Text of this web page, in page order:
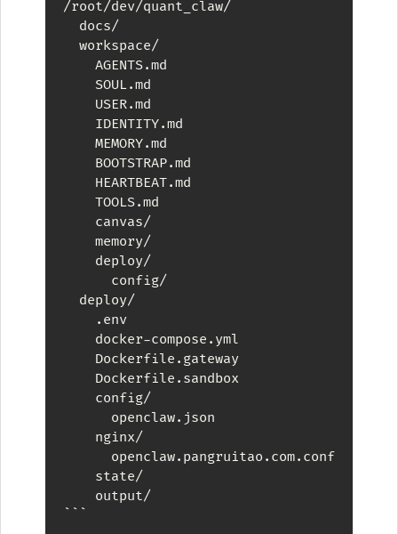
/root/dev/quant_claw/
  docs/
  workspace/
    AGENTS.md
    SOUL.md
    USER.md
    IDENTITY.md
    MEMORY.md
    BOOTSTRAP.md
    HEARTBEAT.md
    TOOLS.md
    canvas/
    memory/
    deploy/
      config/
  deploy/
    .env
    docker-compose.yml
    Dockerfile.gateway
    Dockerfile.sandbox
    config/
      openclaw.json
    nginx/
      openclaw.pangruitao.com.conf
    state/
    output/
```